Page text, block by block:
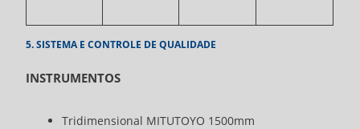
5. SISTEMA E CONTROLE DE QUALIDADE
INSTRUMENTOS
Tridimensional MITUTOYO 1500mm